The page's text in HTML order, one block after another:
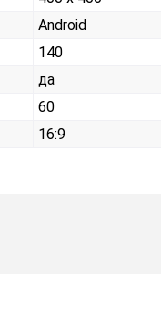
Android
140
да
60
16:9